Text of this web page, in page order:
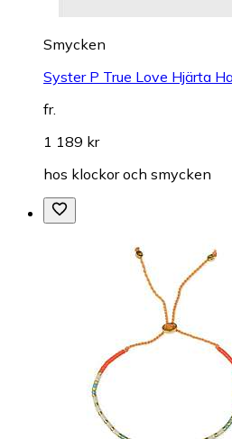
Smycken
Syster P True Love Hjärta
fr.
1 189 kr
hos klockor och smycken